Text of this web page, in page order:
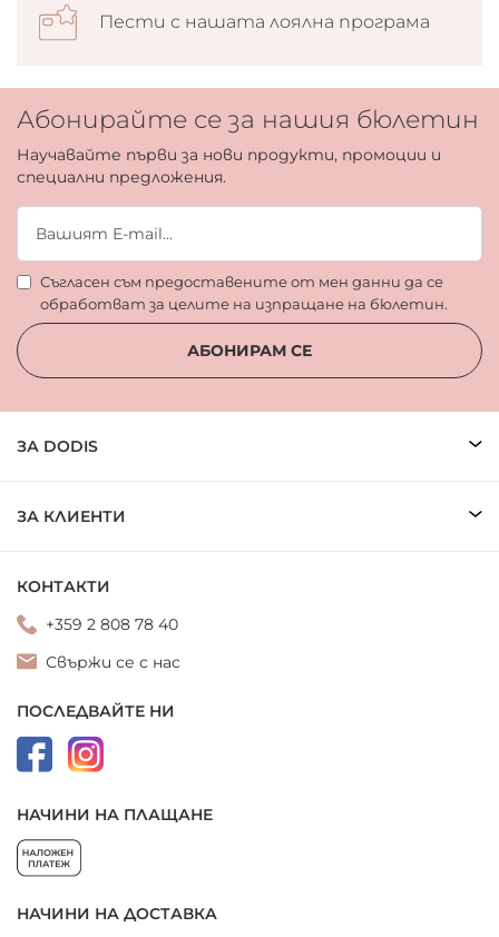
Пести с нашата лоялна програма
Абонирайте се за нашия бюлетин
Научавайте първи за нови продукти, промоции и
специални предложения.
Съгласен съм предоставените от мен данни да се
обработват за целите на изпращане на бюлетин.
АБОНИРАМ СЕ
ЗА DODIS
ЗА КЛИЕНТИ
КОНТАКТИ
+359 2 808 78 40
Свържи се с нас
ПОСЛЕДВАЙТЕ НИ
НАЧИНИ НА ПЛАЩАНЕ
НАЧИНИ НА ДОСТАВКА